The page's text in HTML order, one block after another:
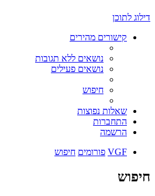
דילוג לתוכן
קישורים מהירים
נושאים ללא תגובות
נושאים פעילים
חיפוש
שאלות נפוצות
התחברות
הרשמה
VGF פורומים חיפוש
חיפוש